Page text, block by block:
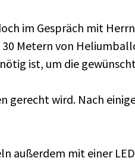
im Ge­spräch mit
Me­tern von
ist, um die
ge­recht wird. Nach
au­ßer­dem mit ei­ner